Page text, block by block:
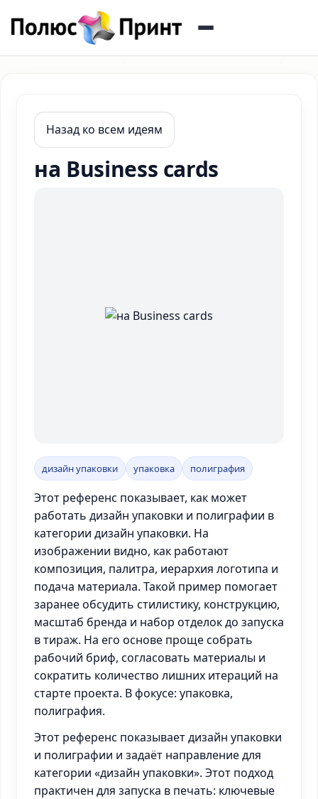
Назад ко всем идеям
на Business cards
дизайн упаковки упаковка полиграфия
Этот референс показывает, как может
работать дизайн упаковки и полиграфии в
категории дизайн упаковки. На
изображении видно, как работают
композиция, палитра, иерархия логотипа и
подача материала. Такой пример помогает
заранее обсудить стилистику, конструкцию,
масштаб бренда и набор отделок до запуска
в тираж. На его основе проще собрать
рабочий бриф, согласовать материалы и
сократить количество лишних итераций на
старте проекта. В фокусе: упаковка,
полиграфия.
Этот референс показывает дизайн упаковки
и полиграфии и задаёт направление для
категории «дизайн упаковки». Этот подход
практичен для запуска в печать: ключевые